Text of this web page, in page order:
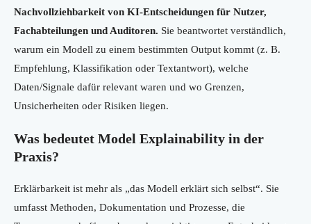
Nachvollziehbarkeit von KI-Entscheidungen für Nutzer,
Fachabteilungen und Auditoren. Sie beantwortet verständlich,
warum ein Modell zu einem bestimmten Output kommt (z. B.
Empfehlung, Klassifikation oder Textantwort), welche
Daten/Signale dafür relevant waren und wo Grenzen,
Unsicherheiten oder Risiken liegen.
Was bedeutet Model Explainability in der
Praxis?
Erklärbarkeit ist mehr als „das Modell erklärt sich selbst“. Sie
umfasst Methoden, Dokumentation und Prozesse, die